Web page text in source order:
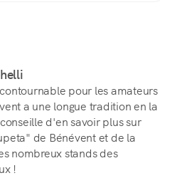
pour les amateurs
a une longue tradition en la
d'en savoir plus sur
de Bénévent et de la
nombreux stands des
!